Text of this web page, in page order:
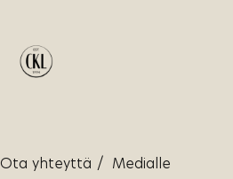
Ota yhteyttä / Medialle